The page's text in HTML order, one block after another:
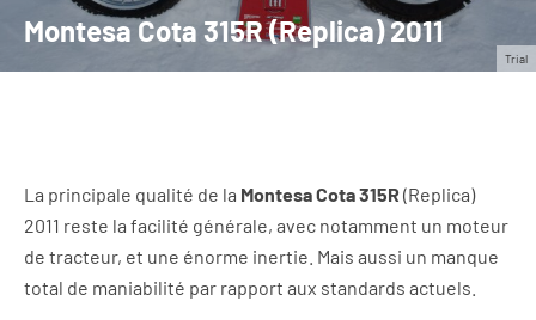
Trial
Montesa Cota 315R (Replica) 2011
La principale qualité de la Montesa Cota 315R(Replica)
2011 reste la facilité générale, avec notamment un moteur
de tracteur, et une énorme inertie. Mais aussi un manque
total de maniabilité par rapport aux standards actuels.